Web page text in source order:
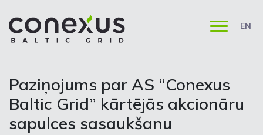
EN
Paziņojums par AS “Conexus
Baltic Grid” kārtējās akcionāru
sapulces sasaukšanu